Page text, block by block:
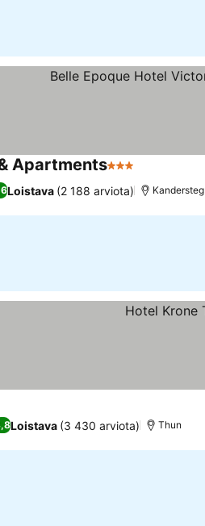
Apartments3 Tähtiluokitus
Loistava (2 188 arviota) Kandersteg
Loistava (3 430 arviota) Thun